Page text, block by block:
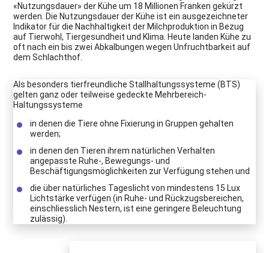
«Nutzungsdauer» der Kühe um 18 Millionen Franken gekürzt
werden. Die Nutzungsdauer der Kühe ist ein ausgezeichneter
Indikator für die Nachhaltigkeit der Milchproduktion in Bezug
auf Tierwohl, Tiergesundheit und Klima. Heute landen Kühe zu
oft nach ein bis zwei Abkalbungen wegen Unfruchtbarkeit auf
dem Schlachthof.
Als besonders tierfreundliche Stallhaltungssysteme (BTS)
gelten ganz oder teilweise gedeckte Mehrbereich-
Haltungssysteme
in denen die Tiere ohne Fixierung in Gruppen gehalten
werden;
in denen den Tieren ihrem natürlichen Verhalten
angepasste Ruhe-, Bewegungs- und
Beschäftigungsmöglichkeiten zur Verfügung stehen und
die über natürliches Tageslicht von mindestens 15 Lux
Lichtstärke verfügen (in Ruhe- und Rückzugsbereichen,
einschliesslich Nestern, ist eine geringere Beleuchtung
zulässig).